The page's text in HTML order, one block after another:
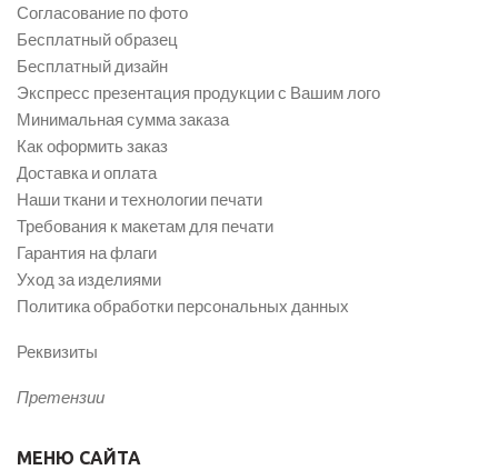
Согласование по фото
Бесплатный образец
Бесплатный дизайн
Экспресс презентация продукции с Вашим лого
Минимальная сумма заказа
Как оформить заказ
Доставка и оплата
Наши ткани и технологии печати
Требования к макетам для печати
Гарантия на флаги
Уход за изделиями
Политика обработки персональных данных
Реквизиты
Претензии
МЕНЮ САЙТА